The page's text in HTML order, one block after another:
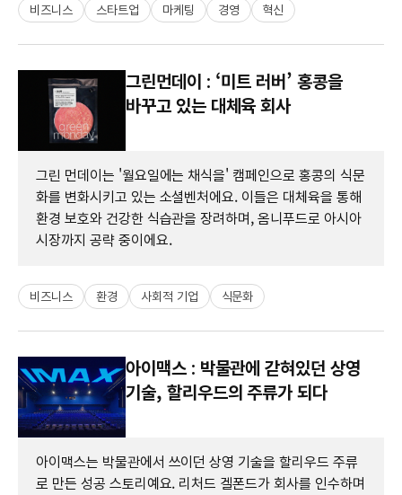
비즈니스 스타트업 마케팅 경영 혁신
그린먼데이 : ‘미트 러버’ 홍콩을
바꾸고 있는 대체육 회사
그린 먼데이는 '월요일에는 채식을' 캠페인으로 홍콩의 식문
화를 변화시키고 있는 소셜벤처에요. 이들은 대체육을 통해
환경 보호와 건강한 식습관을 장려하며, 옴니푸드로 아시아
시장까지 공략 중이에요.
비즈니스 환경 사회적 기업 식문화
아이맥스 : 박물관에 갇혀있던 상영
기술, 할리우드의 주류가 되다
아이맥스는 박물관에서 쓰이던 상영 기술을 할리우드 주류
로 만든 성공 스토리예요. 리처드 겔폰드가 회사를 인수하며